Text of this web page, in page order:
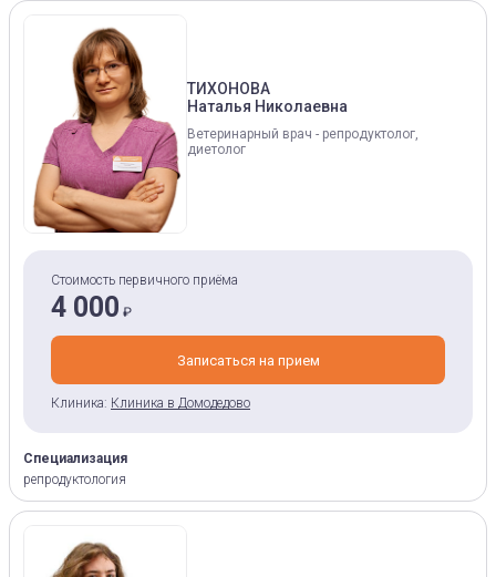
ТИХОНОВА
Наталья Николаевна
Ветеринарный врач - репродуктолог,
диетолог
Стоимость первичного приёма
4 000 ₽
Записаться на прием
Клиника: Клиника в Домодедово
Специализация
репродуктология